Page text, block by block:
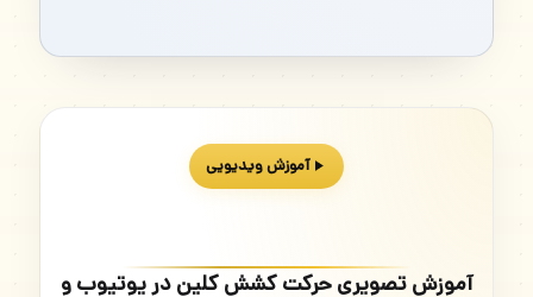
آموزش ویدیویی
آموزش تصویری حرکت کشش کلین در یوتیوب و